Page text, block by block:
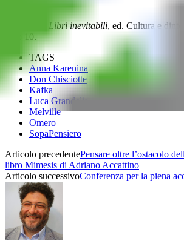
Libri inevitabili, ed. Cultura e
euro 10.
TAGS
Anna Karenina
Don Chisciotte
Kafka
Luca Grandelis
Melville
Omero
SopaPensiero
Articolo precedentePensare oltre l’ostacolo
libro Mimesis di Adriano Accattino
Articolo successivoConferenza per la piena